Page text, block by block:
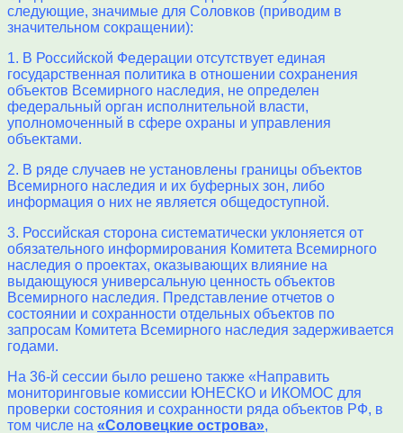
следующие, значимые для Соловков (приводим в
значительном сокращении):
1. В Российской Федерации отсутствует единая
государственная политика в отношении сохранения
объектов Всемирного наследия, не определен
федеральный орган исполнительной власти,
уполномоченный в сфере охраны и управления
объектами.
2. В ряде случаев не установлены границы объектов
Всемирного наследия и их буферных зон, либо
информация о них не является общедоступной.
3. Российская сторона систематически уклоняется от
обязательного информирования Комитета Всемирного
наследия о проектах, оказывающих влияние на
выдающуюся универсальную ценность объектов
Всемирного наследия. Представление отчетов о
состоянии и сохранности отдельных объектов по
запросам Комитета Всемирного наследия задерживается
годами.
На 36-й сессии было решено также «Направить
мониторинговые комиссии ЮНЕСКО и ИКОМОС для
проверки состояния и сохранности ряда объектов РФ, в
том числе на «Соловецкие острова»,